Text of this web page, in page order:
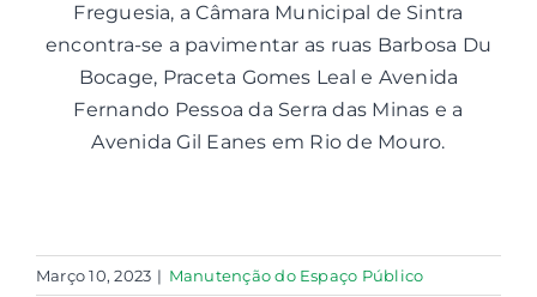
Freguesia, a Câmara Municipal de Sintra
encontra-se a pavimentar as ruas Barbosa Du
Bocage, Praceta Gomes Leal e Avenida
Fernando Pessoa da Serra das Minas e a
Avenida Gil Eanes em Rio de Mouro.
Março 10, 2023 | Manutenção do Espaço Público